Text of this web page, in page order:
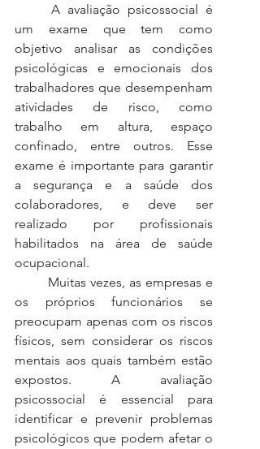
um exame que tem como
objetivo analisar as condições
psicológicas e emocionais dos
trabalhadores que desempenham
atividades de risco, como
trabalho em altura, espaço
confinado, entre outros. Esse
exame é importante para garantir
a segurança e a saúde dos
colaboradores, e deve ser
realizado por profissionais
habilitados na área de saúde
ocupacional.
os próprios funcionários se
preocupam apenas com os riscos
físicos, sem considerar os riscos
mentais aos quais também estão
expostos. A avaliação
psicossocial é essencial para
identificar e prevenir problemas
psicológicos que podem afetar o